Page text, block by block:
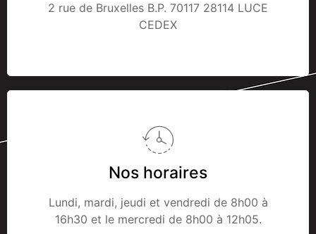
2 rue de Bruxelles B.P. 70117 28114 LUCE
CEDEX
Nos horaires
Lundi, mardi, jeudi et vendredi de 8h00 à
16h30 et le mercredi de 8h00 à 12h05.